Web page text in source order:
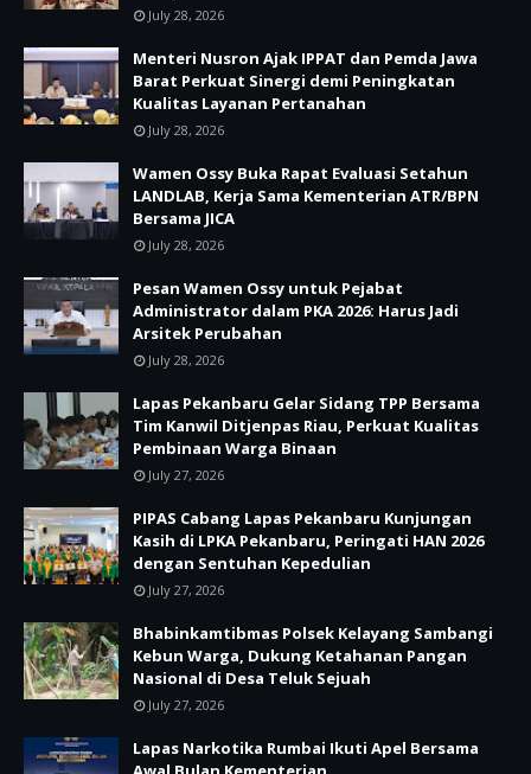
July 28, 2026
Menteri Nusron Ajak IPPAT dan Pemda Jawa
Barat Perkuat Sinergi demi Peningkatan
Kualitas Layanan Pertanahan
July 28, 2026
Wamen Ossy Buka Rapat Evaluasi Setahun
LANDLAB, Kerja Sama Kementerian ATR/BPN
Bersama JICA
July 28, 2026
Pesan Wamen Ossy untuk Pejabat
Administrator dalam PKA 2026: Harus Jadi
Arsitek Perubahan
July 28, 2026
Lapas Pekanbaru Gelar Sidang TPP Bersama
Tim Kanwil Ditjenpas Riau, Perkuat Kualitas
Pembinaan Warga Binaan
July 27, 2026
PIPAS Cabang Lapas Pekanbaru Kunjungan
Kasih di LPKA Pekanbaru, Peringati HAN 2026
dengan Sentuhan Kepedulian
July 27, 2026
Bhabinkamtibmas Polsek Kelayang Sambangi
Kebun Warga, Dukung Ketahanan Pangan
Nasional di Desa Teluk Sejuah
July 27, 2026
Lapas Narkotika Rumbai Ikuti Apel Bersama